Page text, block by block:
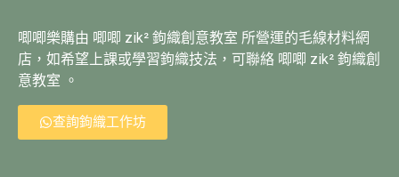
唧唧樂購由 唧唧 zik² 鉤織創意教室 所營運的毛線材料網
店，如希望上課或學習鉤織技法，可聯絡 唧唧 zik² 鉤織創
意教室 。
查詢鉤織工作坊